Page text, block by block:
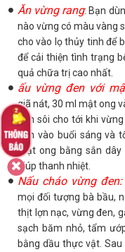
Ăn vừng rang: Bạn
nào vừng có màu vàng
cho vào lọ thủy tinh để
để cải thiện tình trạng
quả chữa trị cao nhất.
ấu vừng đen với
giã nát, 30 ml mật ong
đun sôi cho tới khi
đen vào buổi sáng và
mật ong bằng sắn dây
giúp thanh nhiệt.
Nấu cháo vừng
mọi đối tượng bà bầu,
thịt lợn nạc, vừng đen,
sạch băm nhỏ, tẩm
bằng dầu thực vật.